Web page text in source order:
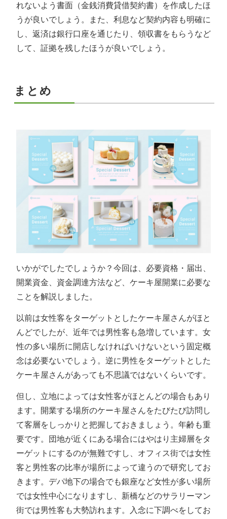
れないよう書面（金銭消費貸借契約書）を作成したほ
うが良いでしょう。また、利息など契約内容も明確に
し、返済は銀行口座を通じたり、領収書をもらうなど
して、証拠を残したほうが良いでしょう。
まとめ
いかがでしたでしょうか？今回は、必要資格・届出、
開業資金、資金調達方法など、ケーキ屋開業に必要な
ことを解説しました。
以前は女性客をターゲットとしたケーキ屋さんがほと
んどでしたが、近年では男性客も急増しています。女
性の多い場所に開店しなければいけないという固定概
念は必要ないでしょう。逆に男性をターゲットとした
ケーキ屋さんがあっても不思議ではないくらいです。
但し、立地によっては女性客がほとんどの場合もあり
ます。開業する場所のケーキ屋さんをたびたび訪問し
て客層をしっかりと把握しておきましょう。年齢も重
要です。団地が近くにある場合にはやはり主婦層をタ
ーゲットにするのが無難ですし、オフィス街では女性
客と男性客の比率が場所によって違うので研究してお
きます。デパ地下の場合でも銀座など女性が多い場所
では女性中心になりますし、新橋などのサラリーマン
街では男性客も大勢訪れます。入念に下調べをしてお